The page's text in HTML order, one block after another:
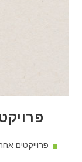
פרוייקטים